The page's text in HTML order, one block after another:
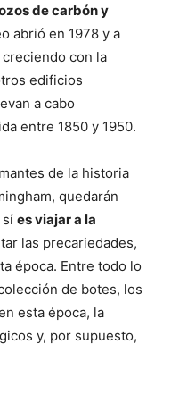
de carbón y
abrió en 1978 y a
con la
edificios
a cabo
entre 1850 y 1950.
de la historia
quedarán
sí es viajar a la
las precariedades,
época. Entre todo lo
de botes, los
esta época, la
y, por supuesto,